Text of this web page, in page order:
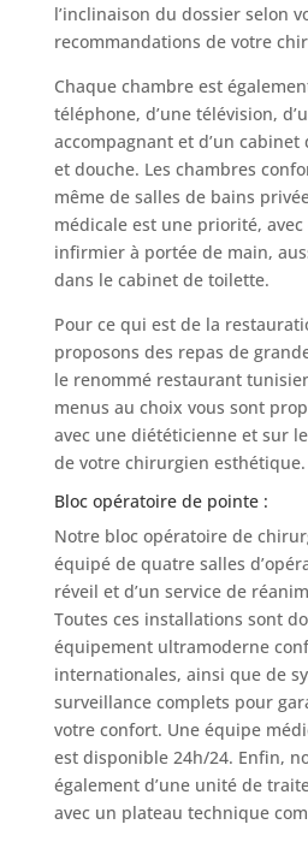
l’inclinaison du dossier selon
recommandations de votre
Chaque chambre est
téléphone, d’une télévision,
accompagnant et d’un
et douche. Les chambres
même de salles de bains
médicale est une priorité, avec
infirmier à portée de main,
dans le cabinet de toilette.
Pour ce qui est de la
proposons des repas de
le renommé restaurant
menus au choix vous sont
avec une diététicienne et sur
de votre chirurgien esthétique.
Bloc opératoire de pointe :
Notre bloc opératoire de
équipé de quatre salles
réveil et d’un service de
Toutes ces installations sont
équipement ultramoderne
internationales, ainsi que de
surveillance complets pour
votre confort. Une équipe
est disponible 24h/24. Enfin,
également d’une unité de
avec un plateau technique